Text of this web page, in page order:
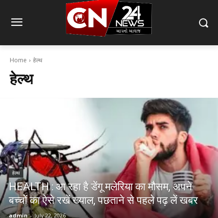
Home हेल्थ
हेल्थ
हेल्थ
HEALTH : आ रहा है डेंगू मलेरिया का मौसम, अपने
बच्चों का ऐसे रखें ख्याल, पछताने से पहले पढ़ लें खबर
admin - July 22, 2026